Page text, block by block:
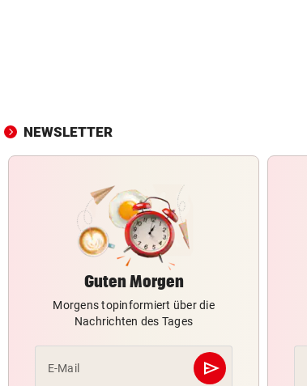
NEWSLETTER
Guten Morgen
Morgens topinformiert über die
Nachrichten des Tages
E-Mail send
Abschicken